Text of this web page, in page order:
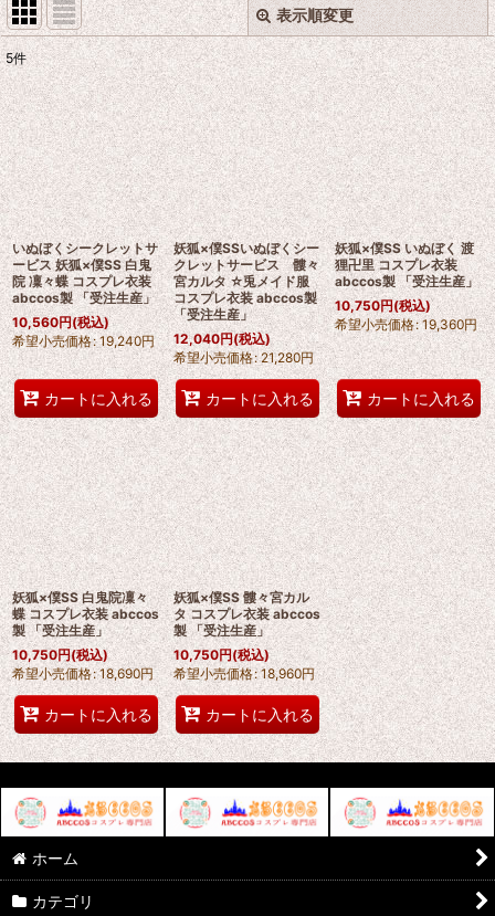
表示順変更
表示数:
並び順 :
絞り込む
閉じる
5件
いぬぼくシークレットサ
ービス 妖狐×僕SS 白鬼
院 凜々蝶 コスプレ衣装
abccos製 「受注生産」
10,560円(税込)
希望小売価格: 19,240円
カートに入れる
妖狐×僕SSいぬぼくシー
クレットサービス 髏々
宮カルタ ☆兎メイド服
コスプレ衣装 abccos製
「受注生産」
12,040円(税込)
希望小売価格: 21,280円
カートに入れる
妖狐×僕SS いぬぼく 渡
狸卍里 コスプレ衣装
abccos製 「受注生産」
10,750円(税込)
希望小売価格: 19,360円
カートに入れる
妖狐×僕SS 白鬼院凜々
蝶 コスプレ衣装 abccos
製 「受注生産」
10,750円(税込)
希望小売価格: 18,690円
カートに入れる
妖狐×僕SS 髏々宮カル
タ コスプレ衣装 abccos
製 「受注生産」
10,750円(税込)
希望小売価格: 18,960円
カートに入れる
ホーム
カテゴリ